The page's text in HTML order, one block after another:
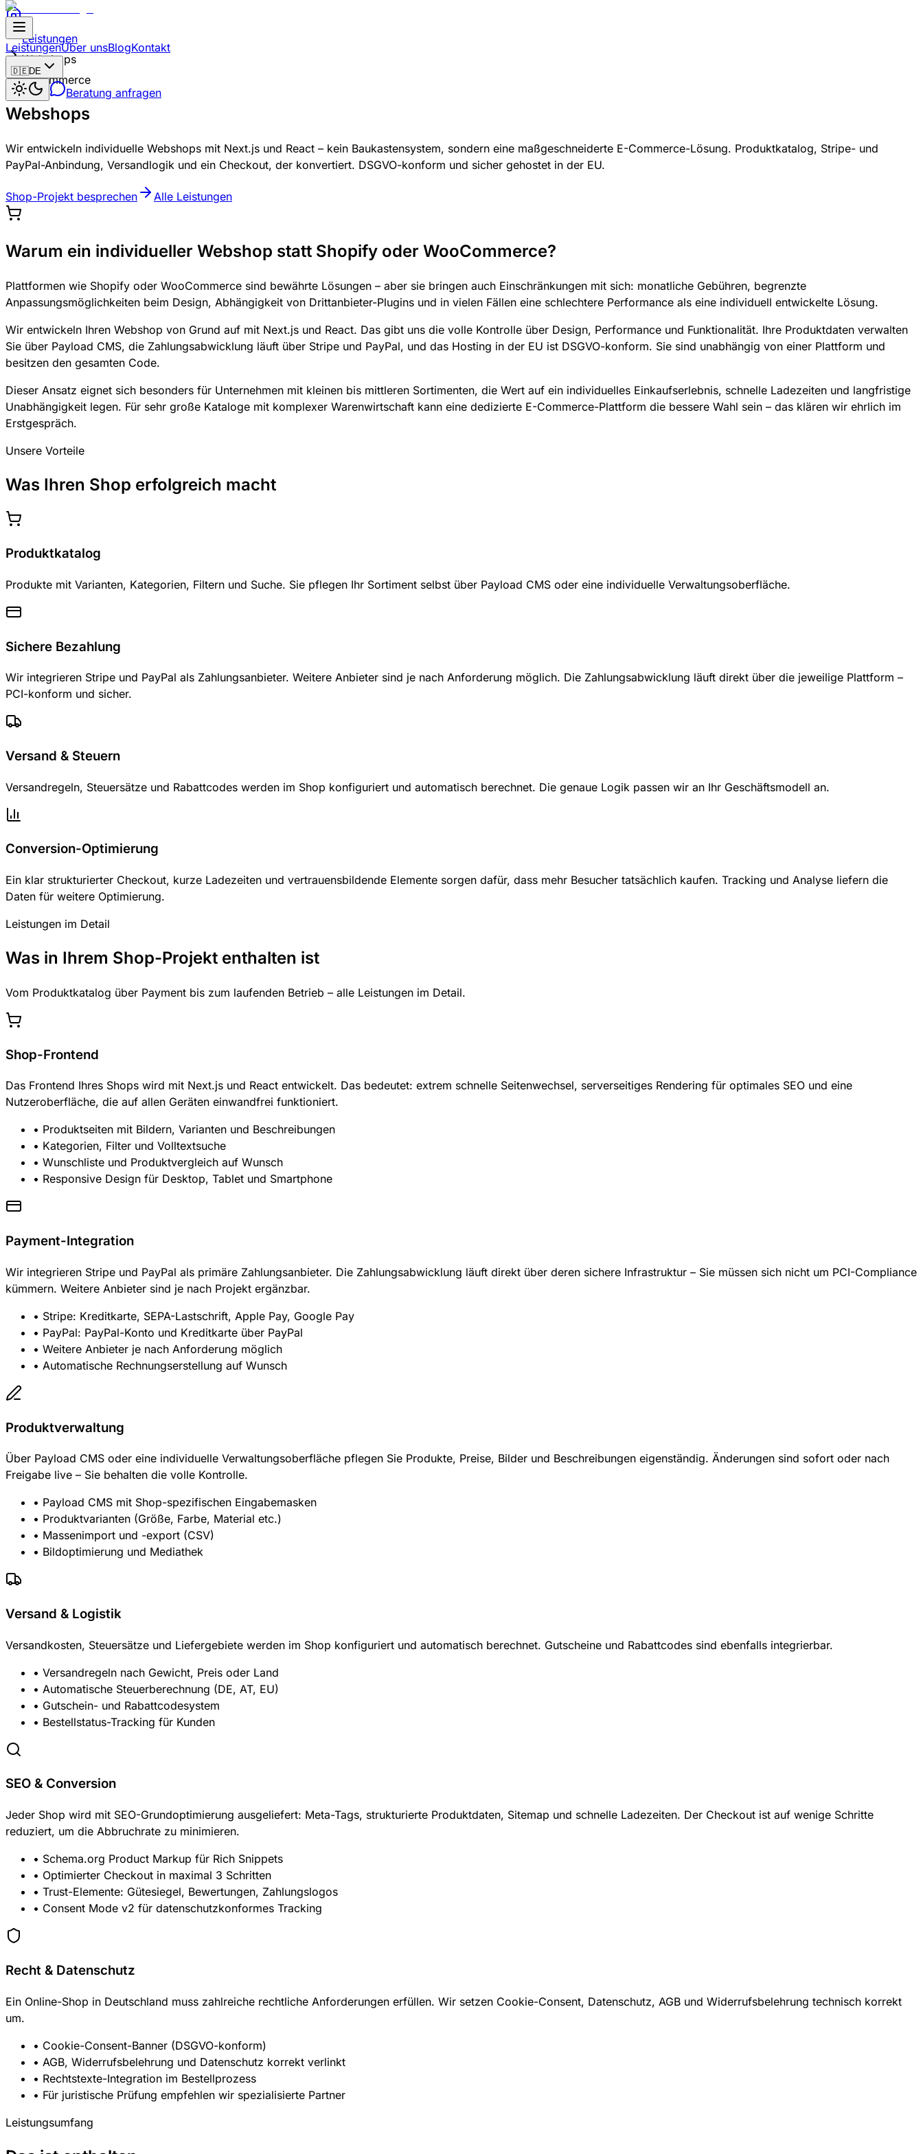
Zum Hauptinhalt springen
comm-IT
LeistungenÜber unsBlogKontakt
🇩🇪DE
Theme umschalten
Beratung anfragen
Leistungen
Webshops
E-Commerce
Webshops
Wir entwickeln individuelle Webshops mit Next.js und React – kein Baukastensystem, sondern eine maßgeschneiderte E-Commerce-Lösung. Produktkatalog, Stripe- und
PayPal-Anbindung, Versandlogik und ein Checkout, der konvertiert. DSGVO-konform und sicher gehostet in der EU.
Shop-Projekt besprechen Alle Leistungen
Warum ein individueller Webshop statt Shopify oder WooCommerce?
Plattformen wie Shopify oder WooCommerce sind bewährte Lösungen – aber sie bringen auch Einschränkungen mit sich: monatliche Gebühren, begrenzte
Anpassungsmöglichkeiten beim Design, Abhängigkeit von Drittanbieter-Plugins und in vielen Fällen eine schlechtere Performance als eine individuell entwickelte Lösung.
Wir entwickeln Ihren Webshop von Grund auf mit Next.js und React. Das gibt uns die volle Kontrolle über Design, Performance und Funktionalität. Ihre Produktdaten verwalten
Sie über Payload CMS, die Zahlungsabwicklung läuft über Stripe und PayPal, und das Hosting in der EU ist DSGVO-konform. Sie sind unabhängig von einer Plattform und
besitzen den gesamten Code.
Dieser Ansatz eignet sich besonders für Unternehmen mit kleinen bis mittleren Sortimenten, die Wert auf ein individuelles Einkaufserlebnis, schnelle Ladezeiten und langfristige
Unabhängigkeit legen. Für sehr große Kataloge mit komplexer Warenwirtschaft kann eine dedizierte E-Commerce-Plattform die bessere Wahl sein – das klären wir ehrlich im
Erstgespräch.
Unsere Vorteile
Was Ihren Shop erfolgreich macht
Produktkatalog
Produkte mit Varianten, Kategorien, Filtern und Suche. Sie pflegen Ihr Sortiment selbst über Payload CMS oder eine individuelle Verwaltungsoberfläche.
Sichere Bezahlung
Wir integrieren Stripe und PayPal als Zahlungsanbieter. Weitere Anbieter sind je nach Anforderung möglich. Die Zahlungsabwicklung läuft direkt über die jeweilige Plattform –
PCI-konform und sicher.
Versand & Steuern
Versandregeln, Steuersätze und Rabattcodes werden im Shop konfiguriert und automatisch berechnet. Die genaue Logik passen wir an Ihr Geschäftsmodell an.
Conversion-Optimierung
Ein klar strukturierter Checkout, kurze Ladezeiten und vertrauensbildende Elemente sorgen dafür, dass mehr Besucher tatsächlich kaufen. Tracking und Analyse liefern die
Daten für weitere Optimierung.
Leistungen im Detail
Was in Ihrem Shop-Projekt enthalten ist
Vom Produktkatalog über Payment bis zum laufenden Betrieb – alle Leistungen im Detail.
Shop-Frontend
Das Frontend Ihres Shops wird mit Next.js und React entwickelt. Das bedeutet: extrem schnelle Seitenwechsel, serverseitiges Rendering für optimales SEO und eine
Nutzeroberfläche, die auf allen Geräten einwandfrei funktioniert.
• Produktseiten mit Bildern, Varianten und Beschreibungen
• Kategorien, Filter und Volltextsuche
• Wunschliste und Produktvergleich auf Wunsch
• Responsive Design für Desktop, Tablet und Smartphone
Payment-Integration
Wir integrieren Stripe und PayPal als primäre Zahlungsanbieter. Die Zahlungsabwicklung läuft direkt über deren sichere Infrastruktur – Sie müssen sich nicht um PCI-Compliance
kümmern. Weitere Anbieter sind je nach Projekt ergänzbar.
• Stripe: Kreditkarte, SEPA-Lastschrift, Apple Pay, Google Pay
• PayPal: PayPal-Konto und Kreditkarte über PayPal
• Weitere Anbieter je nach Anforderung möglich
• Automatische Rechnungserstellung auf Wunsch
Produktverwaltung
Über Payload CMS oder eine individuelle Verwaltungsoberfläche pflegen Sie Produkte, Preise, Bilder und Beschreibungen eigenständig. Änderungen sind sofort oder nach
Freigabe live – Sie behalten die volle Kontrolle.
• Payload CMS mit Shop-spezifischen Eingabemasken
• Produktvarianten (Größe, Farbe, Material etc.)
• Massenimport und -export (CSV)
• Bildoptimierung und Mediathek
Versand & Logistik
Versandkosten, Steuersätze und Liefergebiete werden im Shop konfiguriert und automatisch berechnet. Gutscheine und Rabattcodes sind ebenfalls integrierbar.
• Versandregeln nach Gewicht, Preis oder Land
• Automatische Steuerberechnung (DE, AT, EU)
• Gutschein- und Rabattcodesystem
• Bestellstatus-Tracking für Kunden
SEO & Conversion
Jeder Shop wird mit SEO-Grundoptimierung ausgeliefert: Meta-Tags, strukturierte Produktdaten, Sitemap und schnelle Ladezeiten. Der Checkout ist auf wenige Schritte
reduziert, um die Abbruchrate zu minimieren.
• Schema.org Product Markup für Rich Snippets
• Optimierter Checkout in maximal 3 Schritten
• Trust-Elemente: Gütesiegel, Bewertungen, Zahlungslogos
• Consent Mode v2 für datenschutzkonformes Tracking
Recht & Datenschutz
Ein Online-Shop in Deutschland muss zahlreiche rechtliche Anforderungen erfüllen. Wir setzen Cookie-Consent, Datenschutz, AGB und Widerrufsbelehrung technisch korrekt
um.
• Cookie-Consent-Banner (DSGVO-konform)
• AGB, Widerrufsbelehrung und Datenschutz korrekt verlinkt
• Rechtstexte-Integration im Bestellprozess
• Für juristische Prüfung empfehlen wir spezialisierte Partner
Leistungsumfang